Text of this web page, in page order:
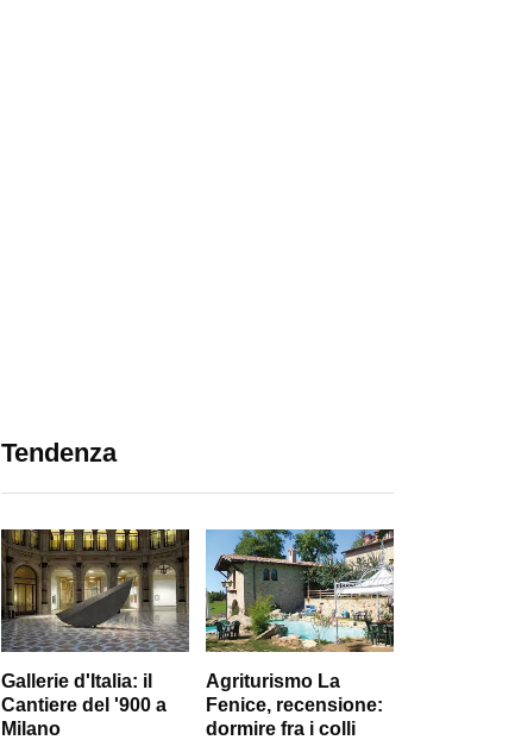
Tendenza
Gallerie d'Italia: il
Cantiere del '900 a
Milano
Agriturismo La
Fenice, recensione:
dormire fra i colli